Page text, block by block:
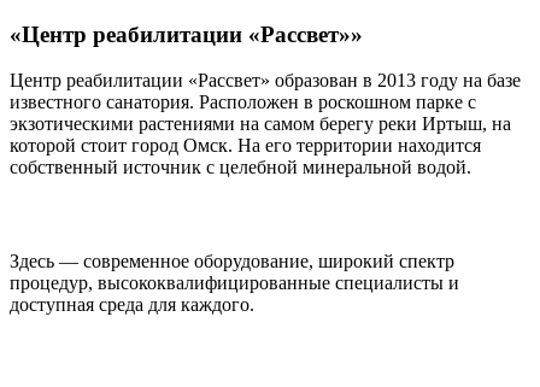
«Центр реабилитации «Рассвет»»
Центр реабилитации «Рассвет» образован в 2013 году на базе
известного санатория. Расположен в роскошном парке с
экзотическими растениями на самом берегу реки Иртыш, на
которой стоит город Омск. На его территории находится
собственный источник с целебной минеральной водой.
Здесь — современное оборудование, широкий спектр
процедур, высококвалифицированные специалисты и
доступная среда для каждого.